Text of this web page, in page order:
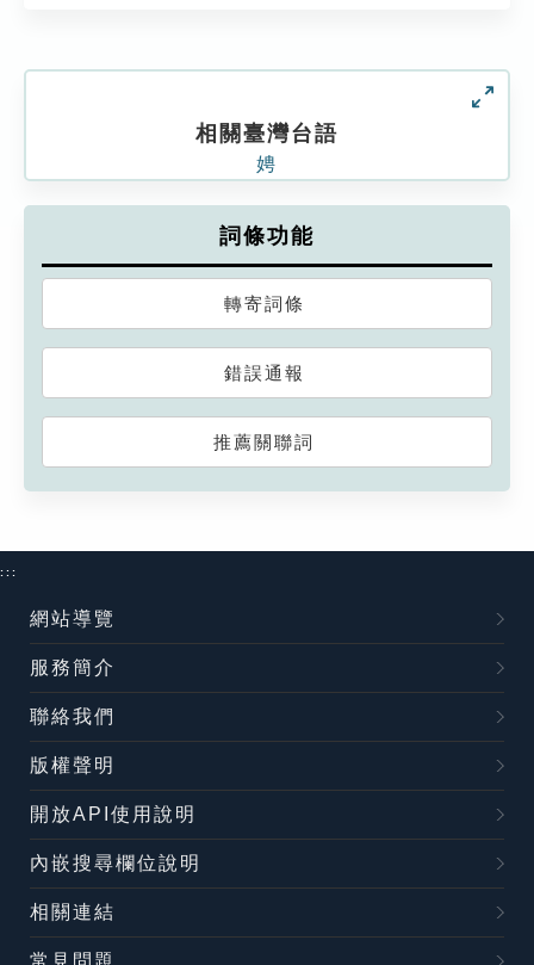
相關臺灣台語
娉
詞條功能
轉寄詞條
錯誤通報
推薦關聯詞
:::
網站導覽
服務簡介
聯絡我們
版權聲明
開放API使用說明
內嵌搜尋欄位說明
相關連結
常見問題